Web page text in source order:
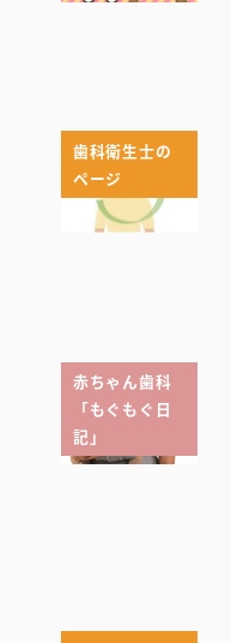
歯科衛生士の
ページ
赤ちゃん歯科
「もぐもぐ日
記」